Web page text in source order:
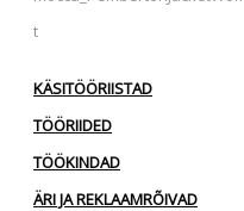
t
KÄSITÖÖRIISTAD
TÖÖRIIDED
TÖÖKINDAD
ÄRI JA REKLAAMRÕIVAD